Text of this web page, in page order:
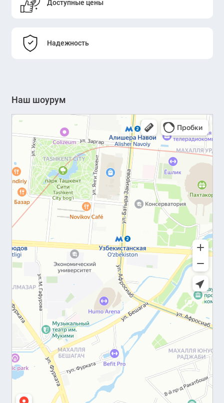
Доступные цены
Надежность
Наш шоурум